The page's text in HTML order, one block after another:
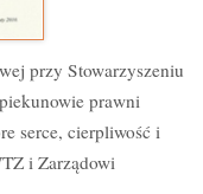
przy Stowarzyszeniu
prawni
serce, cierpliwość i
i Zarządowi